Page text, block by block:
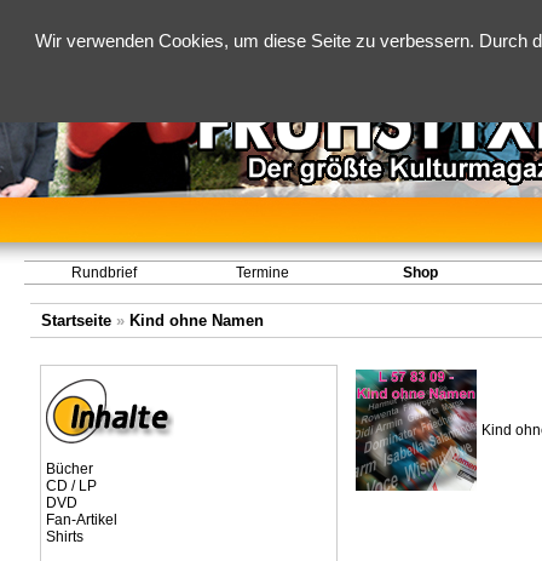
Wir verwenden Cookies, um diese Seite zu verbessern.
Rundbrief Termine Shop
Startseite» Kind ohne Namen
Bücher
CD / LP
DVD
Fan-Artikel
Shirts
Kind